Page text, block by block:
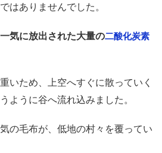
はありませんでした。
気に放出された大量の二酸化炭素
いため、上空へすぐに散っていく
ように谷へ流れ込みました。
の毛布が、低地の村々を覆ってい